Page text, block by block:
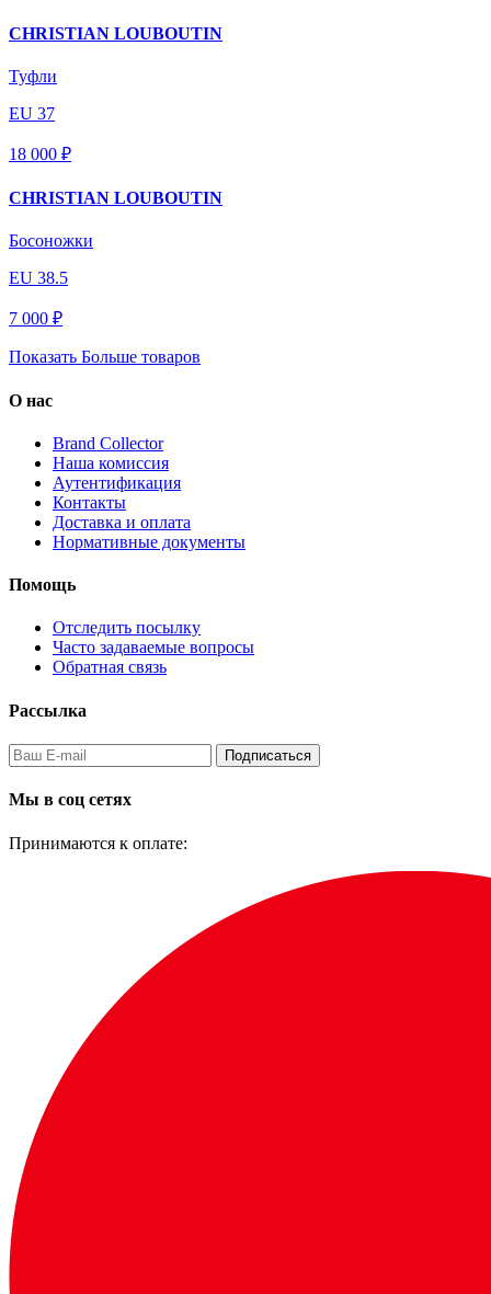
CHRISTIAN LOUBOUTIN
Туфли
EU 37
18 000 ₽
CHRISTIAN LOUBOUTIN
Босоножки
EU 38.5
7 000 ₽
Показать Больше товаров
О нас
Brand Collector
Наша комиссия
Аутентификация
Контакты
Доставка и оплата
Нормативные документы
Помощь
Отследить посылку
Часто задаваемые вопросы
Обратная связь
Рассылка
Подписаться
Мы в соц сетях
Принимаются к оплате: